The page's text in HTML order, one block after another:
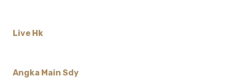
Live Hk
Angka Main Sdy